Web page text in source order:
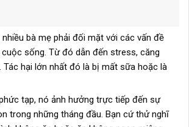
bà mẹ phải đối mặt với các vấn đề
sống. Từ đó dẫn đến stress, căng
Tác hại lớn nhất đó là bị mất sữa hoặc là
tạp, nó ảnh hưởng trực tiếp đến sự
trong những tháng đầu. Bạn cứ thử nghĩ